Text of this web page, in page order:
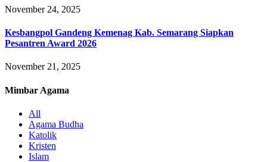
November 24, 2025
Kesbangpol Gandeng Kemenag Kab. Semarang Siapkan
Pesantren Award 2026
November 21, 2025
Mimbar Agama
All
Agama Budha
Katolik
Kristen
Islam